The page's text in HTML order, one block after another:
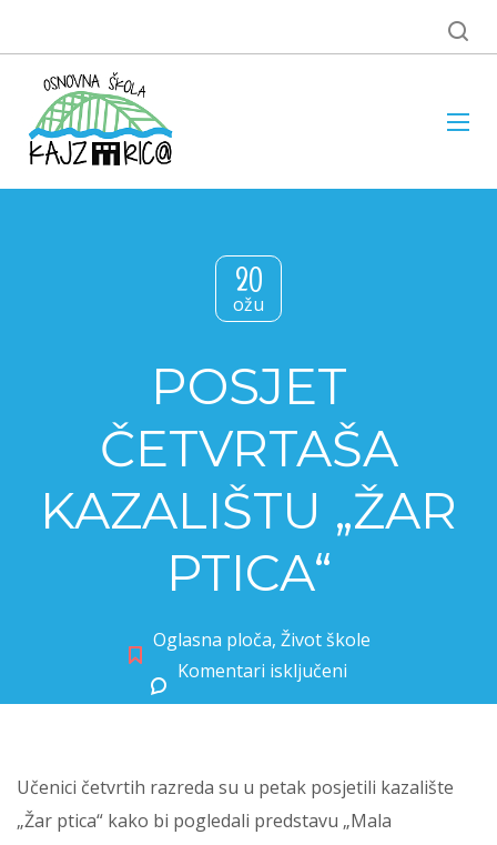
20
ožu
POSJET
ČETVRTAŠA
KAZALIŠTU „ŽAR
PTICA“
Oglasna ploča, Život škole
Komentari isključeni
Učenici četvrtih razreda su u petak posjetili kazalište
„Žar ptica“ kako bi pogledali predstavu „Mala